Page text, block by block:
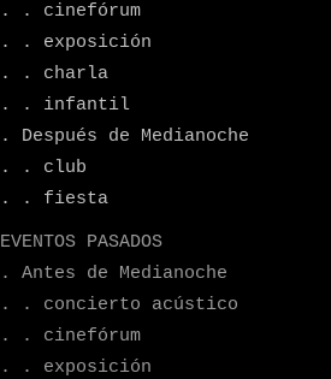
. . cinefórum
. . exposición
. . charla
. . infantil
. Después de Medianoche
. . club
. . fiesta
EVENTOS PASADOS
. Antes de Medianoche
. . concierto acústico
. . cinefórum
. . exposición